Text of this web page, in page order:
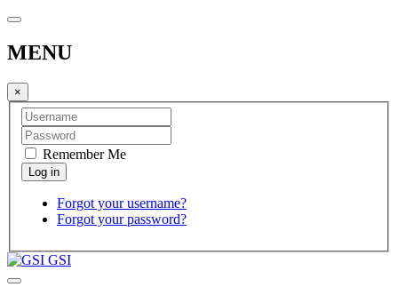
MENU
×
Remember Me
Forgot your username?
Forgot your password?
GSI